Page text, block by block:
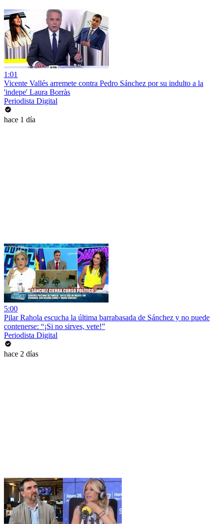
1:01
Vicente Vallés arremete contra Pedro Sánchez por su indulto a la
'indepe' Laura Borràs
Periodista Digital
hace 1 día
5:00
Pilar Rahola escucha la última barrabasada de Sánchez y no puede
contenerse: “¡Si no sirves, vete!”
Periodista Digital
hace 2 días